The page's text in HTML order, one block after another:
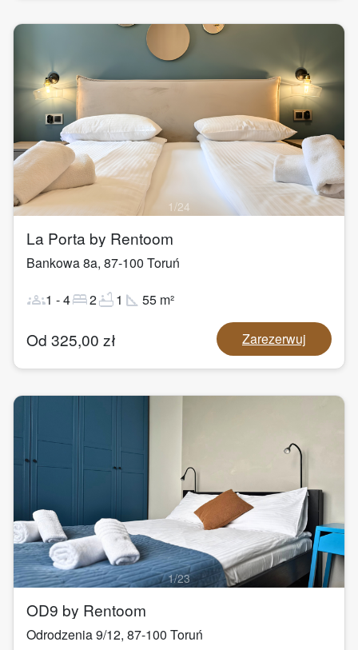
1/24
La Porta by Rentoom
Bankowa 8a, 87-100 Toruń
groups1 -4bed2bathtub1 square_foot 55 m²
Od 325,00 zł Zarezerwuj
1/23
OD9 by Rentoom
Odrodzenia 9/12, 87-100 Toruń